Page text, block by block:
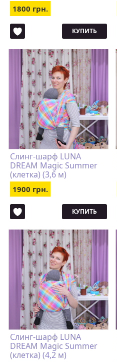
1800 грн.
КУПИТЬ
Слинг-шарф LUNA
DREAM Magic Summer
(клетка) (3,6 м)
1900 грн.
КУПИТЬ
Слинг-шарф LUNA
DREAM Magic Summer
(клетка) (4,2 м)